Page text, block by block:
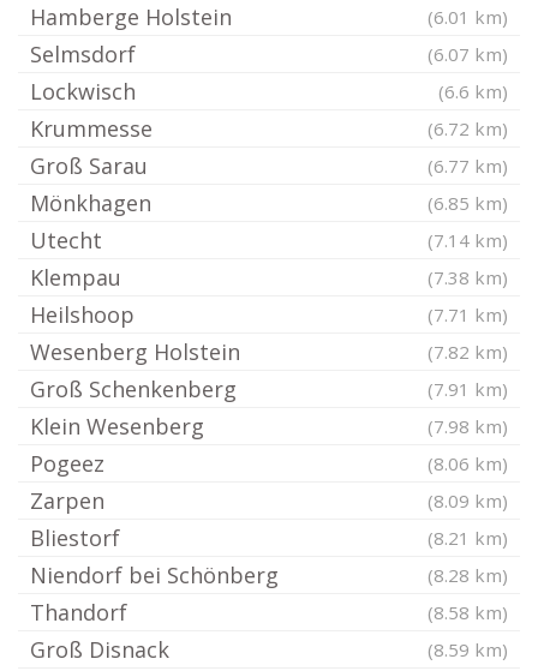
Hamberge Holstein (6.01 km)
Selmsdorf (6.07 km)
Lockwisch (6.6 km)
Krummesse (6.72 km)
Groß Sarau (6.77 km)
Mönkhagen (6.85 km)
Utecht (7.14 km)
Klempau (7.38 km)
Heilshoop (7.71 km)
Wesenberg Holstein (7.82 km)
Groß Schenkenberg (7.91 km)
Klein Wesenberg (7.98 km)
Pogeez (8.06 km)
Zarpen (8.09 km)
Bliestorf (8.21 km)
Niendorf bei Schönberg (8.28 km)
Thandorf (8.58 km)
Groß Disnack (8.59 km)